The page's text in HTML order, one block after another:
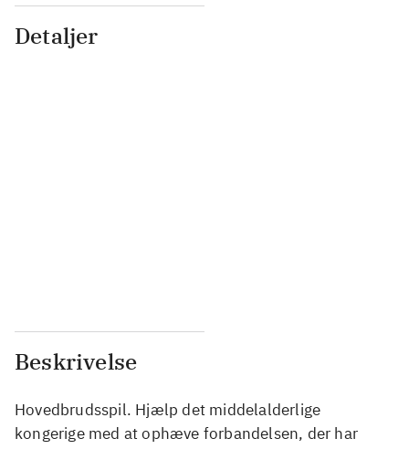
Detaljer
Beskrivelse
Hovedbrudsspil. Hjælp det middelalderlige
kongerige med at ophæve forbandelsen, der har